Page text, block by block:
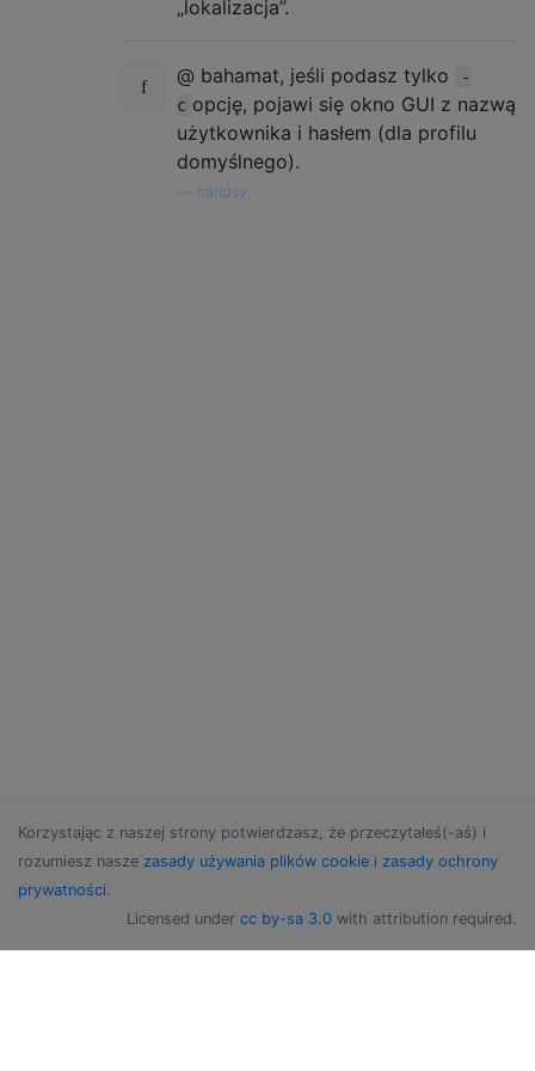
„lokalizacja”.
@ bahamat, jeśli podasz tylko
-
c opcję, pojawi się okno GUI z nazwą
użytkownika i hasłem (dla profilu
domyślnego).
haridsv,
Korzystając z naszej strony potwierdzasz, że przeczytałeś(-aś) i
rozumiesz nasze zasady używania plików cookie i zasady ochrony
prywatności.
Licensed under cc by-sa 3.0 with attribution required.